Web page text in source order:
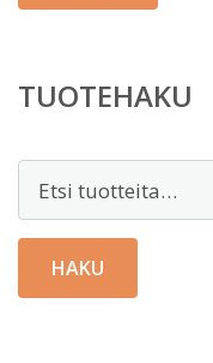
TUOTEHAKU
HAKU